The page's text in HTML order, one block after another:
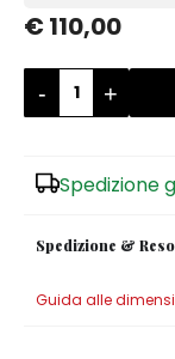
€ 110,00
- +
Spedizione
Spedizione & Reso
Guida alle
Vassoi
Zuccheriere